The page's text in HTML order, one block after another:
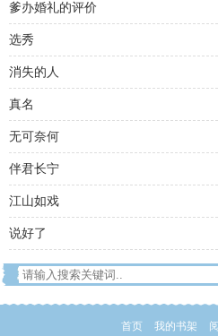
爹办婚礼的评价
选秀
消失的人
真名
无可奈何
伴君长宁
江山如戏
说好了
首页 我的书架